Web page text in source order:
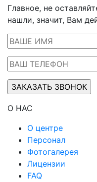
Главное, не
нашли, значит, Вам
О НАС
О центре
Персонал
Фотогалерея
Лицензии
FAQ